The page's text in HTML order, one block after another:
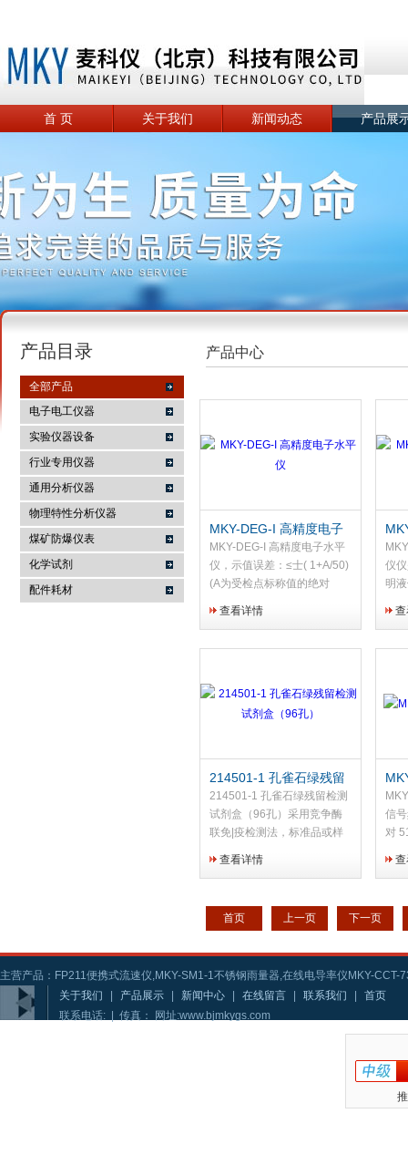
麦科仪（北京）科技有限公司
首 页 关于我们 新闻动态 产品展
产品目录
全部产品
电子电工仪器
实验仪器设备
行业专用仪器
通用分析仪器
物理特性分析仪器
煤矿防爆仪表
化学试剂
配件耗材
产品中心
MKY-DEG-I 高精度电子
水平仪
MKY-DEG-I 高精度电子水平
仪，示值误差：≤士( 1+A/50)
(A为受检点标称值的绝对
查看详情
浊
仪
明
214501-1 孔雀石绿残留
检测试剂盒（96孔）
214501-1 孔雀石绿残留检测
试剂盒（96孔）采用竞争酶
联免|疫检测法，标准品或样
测试孔中，各组分溶液与测试
溶液显色，在酶标仪下读取其
吸光度值。
查看详情
测
信
对
首页 上一页 下一页
主营产品：FP211便携式流速仪,MKY-SM1-1不锈钢雨量器,在线电导率仪MKY-CCT-
关于我们
产品展示 新闻中心 在线留言 联系我们
首页
联系电话: | 传真： 网址:www.bjmkygs.com